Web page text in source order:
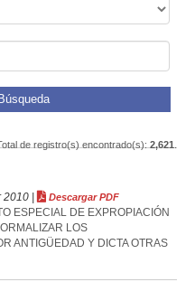
de registro(s) encontrado(s): 2,621
2010 | Descargar PDF
ESPECIAL DE EXPROPIACIÓN
LOS
ANTIGÜEDAD Y DICTA OTRAS